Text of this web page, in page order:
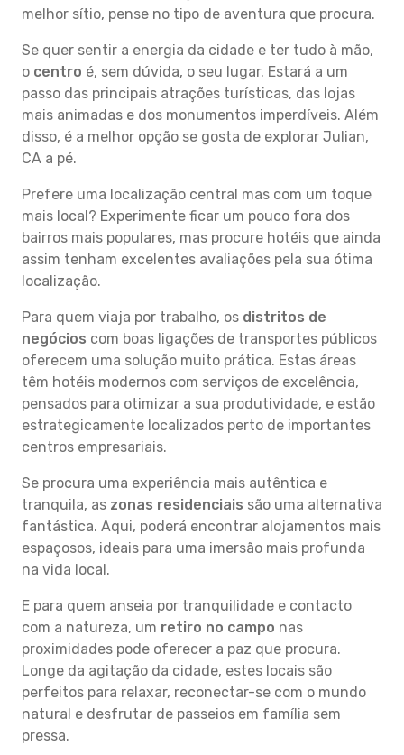
melhor sítio, pense no tipo de aventura que procura.
Se quer sentir a energia da cidade e ter tudo à mão,
o centro é, sem dúvida, o seu lugar. Estará a um
passo das principais atrações turísticas, das lojas
mais animadas e dos monumentos imperdíveis. Além
disso, é a melhor opção se gosta de explorar Julian,
CA a pé.
Prefere uma localização central mas com um toque
mais local? Experimente ficar um pouco fora dos
bairros mais populares, mas procure hotéis que ainda
assim tenham excelentes avaliações pela sua ótima
localização.
Para quem viaja por trabalho, os distritos de
negócios com boas ligações de transportes públicos
oferecem uma solução muito prática. Estas áreas
têm hotéis modernos com serviços de excelência,
pensados para otimizar a sua produtividade, e estão
estrategicamente localizados perto de importantes
centros empresariais.
Se procura uma experiência mais autêntica e
tranquila, as zonas residenciais são uma alternativa
fantástica. Aqui, poderá encontrar alojamentos mais
espaçosos, ideais para uma imersão mais profunda
na vida local.
E para quem anseia por tranquilidade e contacto
com a natureza, um retiro no campo nas
proximidades pode oferecer a paz que procura.
Longe da agitação da cidade, estes locais são
perfeitos para relaxar, reconectar-se com o mundo
natural e desfrutar de passeios em família sem
pressa.